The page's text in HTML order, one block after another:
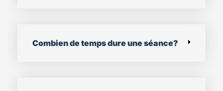
Combien de temps dure une séance?